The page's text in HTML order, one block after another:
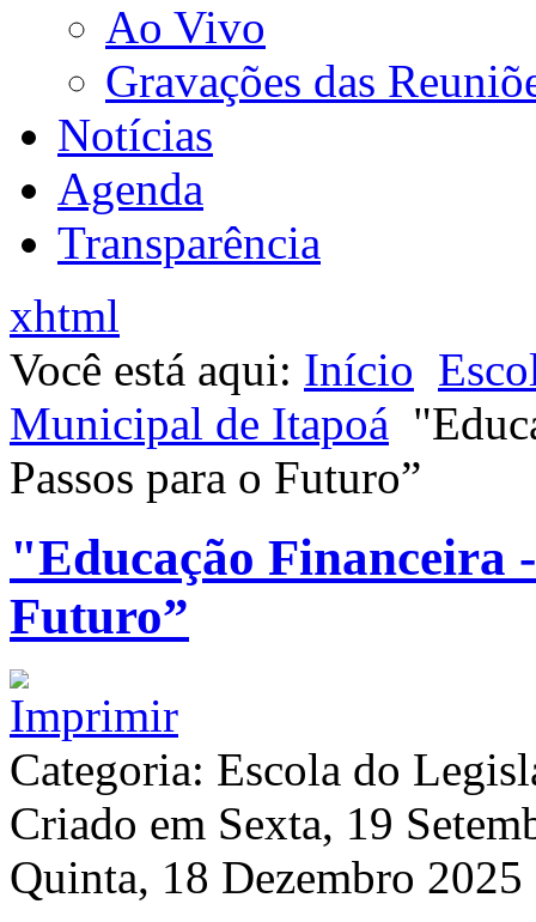
Ao Vivo
Gravações das
Notícias
Agenda
Transparência
xhtml
Você está aqui: Início
Municipal de Itapoá
Passos para o Futuro”
"Educação Financeira
Futuro”
Categoria: Escola do
Criado em Sexta, 19
Quinta, 18 Dezembro 2025